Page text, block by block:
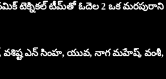
టెక్నికల్ టీమ్‌తో ఓదెల 2 ఒక
ఎన్ సింహ, యువ, నాగ మహేష్, వంశీ,